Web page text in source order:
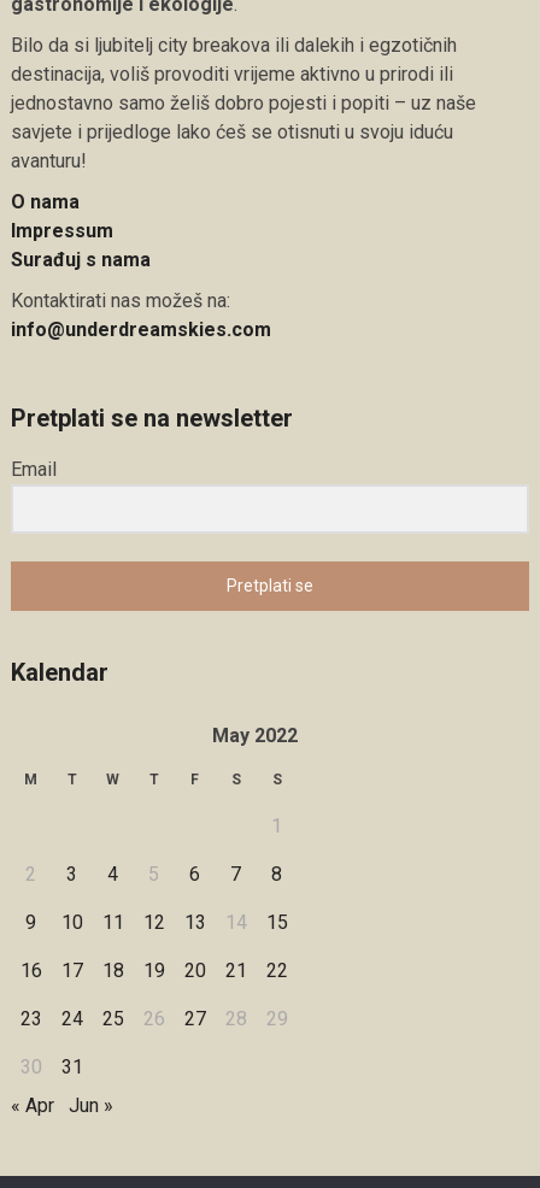
Bilo da si ljubitelj city breakova ili dalekih i egzotičnih
destinacija, voliš provoditi vrijeme aktivno u prirodi ili
jednostavno samo želiš dobro pojesti i popiti – uz naše
savjete i prijedloge lako ćeš se otisnuti u svoju iduću
avanturu!
O nama
Impressum
Surađuj s nama
Kontaktirati nas možeš na:
info@underdreamskies.com
Pretplati se na newsletter
Email
Pretplati se
Kalendar
May 2022
M T W T F S S
1
2 3 4 5 6 7 8
9 10 11 12 13 14 15
16 17 18 19 20 21 22
23 24 25 26 27 28 29
30
31
« Apr
Jun »